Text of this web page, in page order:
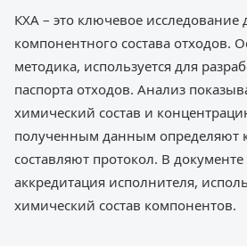
КХА – это ключевое исследование
компонентного состава отходов.
методика, используется для
паспорта отходов. Анализ
химический состав и
полученным данным определяют
составляют протокол. В
аккредитация исполнителя,
химический состав компонентов.